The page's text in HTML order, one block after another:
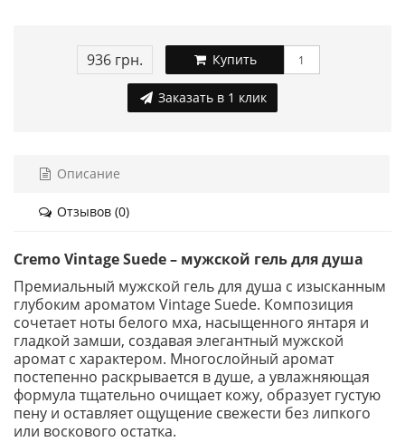
936 грн. Купить
Заказать в 1 клик
Описание
Отзывов (0)
Cremo Vintage Suede – мужской гель для душа
Премиальный мужской гель для душа с изысканным
глубоким ароматом Vintage Suede. Композиция
сочетает ноты белого мха, насыщенного янтаря и
гладкой замши, создавая элегантный мужской
аромат с характером. Многослойный аромат
постепенно раскрывается в душе, а увлажняющая
формула тщательно очищает кожу, образует густую
пену и оставляет ощущение свежести без липкого
или воскового остатка.